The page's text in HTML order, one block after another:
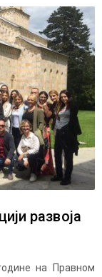
развоја
на Правном